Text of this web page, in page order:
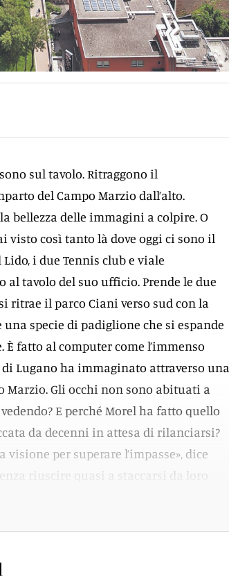
sul tavolo. Ritraggono il
del Campo Marzio dall’alto.
bellezza delle immagini a colpire. O
visto così tanto là dove oggi ci sono il
i due Tennis club e viale
al tavolo del suo ufficio. Prende le due
ritrae il parco Ciani verso sud con la
specie di padiglione che si espande
È fatto al computer come l’immenso
di Lugano ha immaginato attraverso una
Marzio. Gli occhi non sono abituati a
E perché Morel ha fatto quello
da decenni in attesa di rilanciarsi?
visione per superare l’impasse», dice
riuscire quasi a staccarsi da loro